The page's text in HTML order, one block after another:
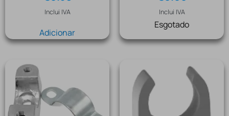
Inclui IVA
Adicionar
Inclui IVA
Esgotado